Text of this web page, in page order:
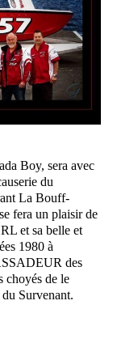
Boy, sera avec
du
La Bouff-
fera un plaisir de
et sa belle et
1980 à
des
choyés de le
Survenant.